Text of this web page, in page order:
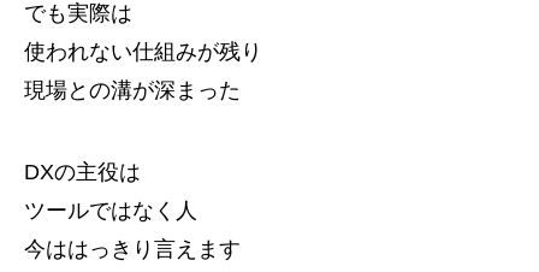
でも実際は
使われない仕組みが残り
現場との溝が深まった
DXの主役は
ツールではなく人
今ははっきり言えます